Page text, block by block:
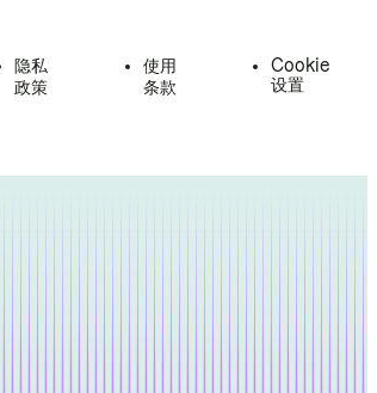
隐私
政策
使用
条款
Cookie
设置